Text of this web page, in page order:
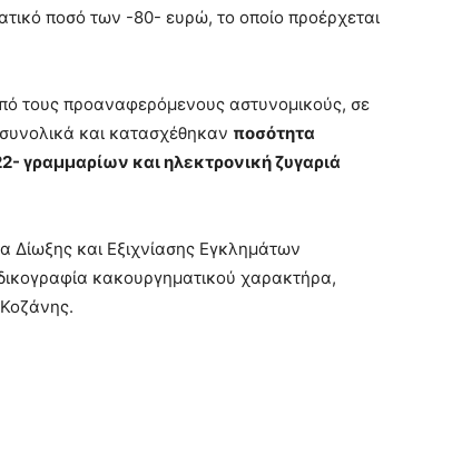
ποσό των -80- ευρώ, το οποίο προέρχεται
τους προαναφερόμενους αστυνομικούς, σε
και κατασχέθηκαν ποσότητα
γραμμαρίων και ηλεκτρονική ζυγαριά
Δίωξης και Εξιχνίασης Εγκλημάτων
κακουργηματικού χαρακτήρα,